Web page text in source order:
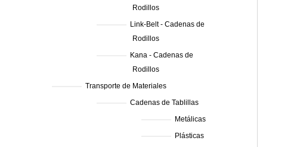
Rodillos
Link-Belt - Cadenas de
Rodillos
Kana - Cadenas de
Rodillos
Transporte de Materiales
Cadenas de Tablillas
Metálicas
Plásticas